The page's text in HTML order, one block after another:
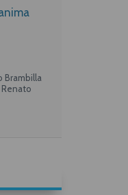
Brambilla